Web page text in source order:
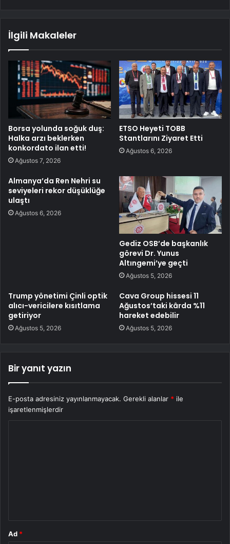
İlgili Makaleler
Borsa yolunda soğuk duş:
Halka arzı beklerken
konkordato ilan etti!
Ağustos 7, 2026
ETSO Heyeti TOBB
Stantlarını Ziyaret Etti
Ağustos 6, 2026
Almanya’da Ren Nehri su
seviyeleri rekor düşüklüğe
ulaştı
Ağustos 6, 2026
Gediz OSB’de başkanlık
görevi Dr. Yunus
Altıngemi’ye geçti
Ağustos 5, 2026
Trump yönetimi Çinli optik
alıcı-vericilere kısıtlama
getiriyor
Ağustos 5, 2026
Cava Group hissesi 11
Ağustos’taki kârda %11
hareket edebilir
Ağustos 5, 2026
Bir yanıt yazın
E-posta adresiniz yayınlanmayacak. Gerekli alanlar * ile
işaretlenmişlerdir
Ad *